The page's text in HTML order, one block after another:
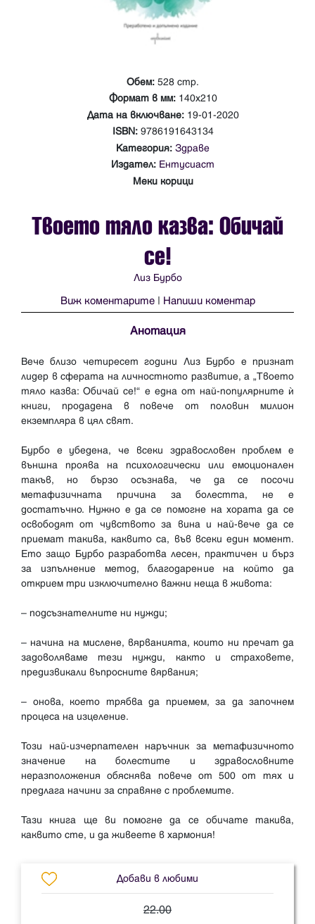
Обем: 528 стр.
Формат в мм: 140х210
Дата на включване: 19-01-2020
ISBN: 9786191643134
Категория: Здраве
Издател: Ентусиаст
Меки корици
Твоето тяло казва: Обичай
се!
Лиз Бурбо
Виж коментарите | Напиши коментар
Анотация
Вече близо четиресет години Лиз Бурбо e признат
лидер в сферата на личностното развитие, а „Твоето
тяло казва: Обичай се!“ е една от най-популярните ѝ
книги, продадена в повече от половин милион
екземпляра в цял свят.
Бурбо е убедена, че всеки здравословен проблем е
външна проява на психологически или емоционален
такъв, но бързо осъзнава, че да се посочи
метафизичната причина за болестта, не е
достатъчно. Нужно е да се помогне на хората да се
освободят от чувството за вина и най-вече да се
приемат такива, каквито са, във всеки един момент.
Ето защо Бурбо разработва лесен, практичен и бърз
за изпълнение метод, благодарение на който да
открием три изключително важни неща в живота:
– подсъзнателните ни нужди;
– начина на мислене, вярванията, които ни пречат да
задоволяваме тези нужди, както и страховете,
предизвикали въпросните вярвания;
– онова, което трябва да приемем, за да започнем
процеса на изцеление.
Този най-изчерпателен наръчник за метафизичното
значение на болестите и здравословните
неразположения обяснява повече от 500 от тях и
предлага начини за справяне с проблемите.
Тази книга ще ви помогне да се обичате такива,
Добави в любими
22.00